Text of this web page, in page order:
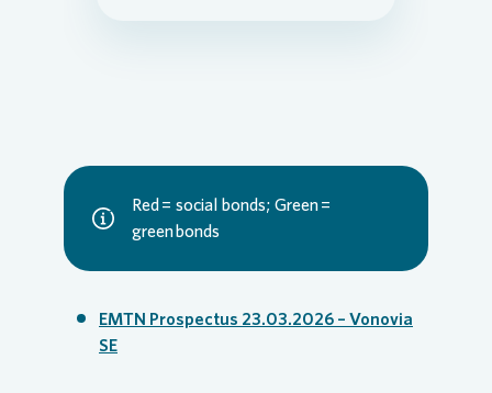
Red = social bonds; Green =
green bonds
EMTN Prospectus 23.03.2026 – Vonovia
SE